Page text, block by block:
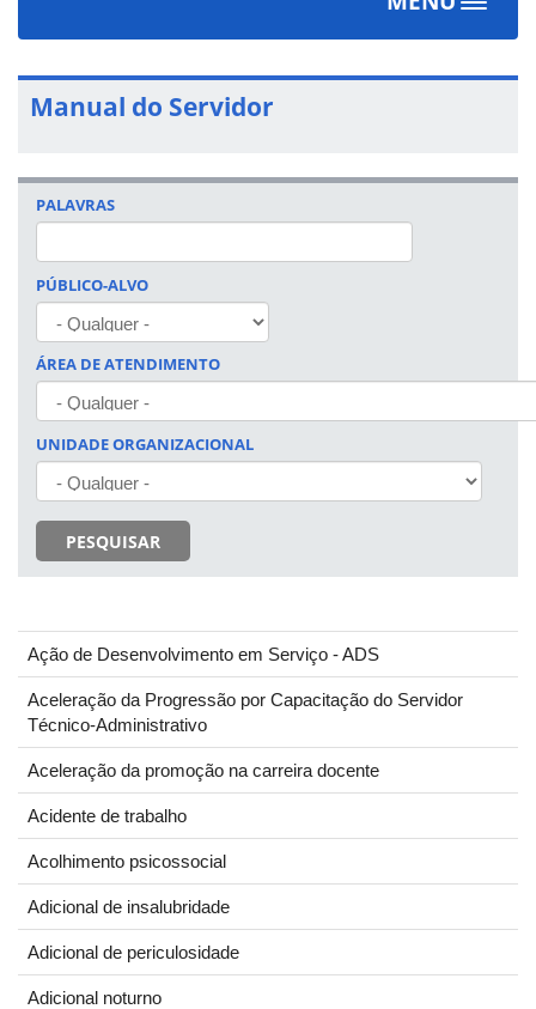
Toggle
Manual do Servidor
PALAVRAS
PÚBLICO-ALVO
ÁREA DE ATENDIMENTO
UNIDADE ORGANIZACIONAL
PESQUISAR
Ação de Desenvolvimento em Serviço - ADS
Aceleração da Progressão por Capacitação do Servidor
Técnico-Administrativo
Aceleração da promoção na carreira docente
Acidente de trabalho
Acolhimento psicossocial
Adicional de insalubridade
Adicional de periculosidade
Adicional noturno